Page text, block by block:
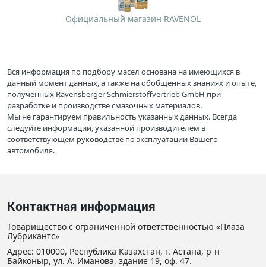
Официальный магазин RAVENOL
Вся информация по подбору масел основана на имеющихся в
данный момент данных, а также на обобщенных знаниях и опыте,
полученных Ravensberger Schmierstoffvertrieb GmbH при
разработке и производстве смазочных материалов.
Мы не гарантируем правильность указанных данных. Всегда
следуйте информации, указанной производителем в
соответствующем руководстве по эксплуатации Вашего
автомобиля.
Контактная информация
Товарищество с ограниченной ответственностью «Плаза
Лубрикантс»
Адрес: 010000, Республика Казахстан, г. Астана, р-н
Байконыр, ул. А. Иманова, здание 19, оф. 47.